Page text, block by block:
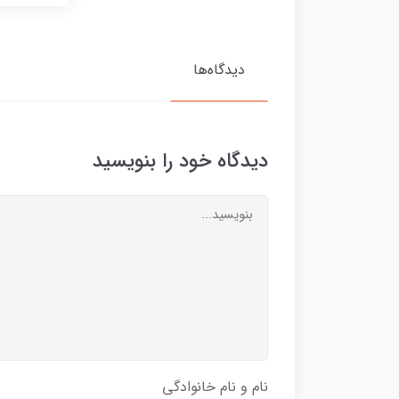
دیدگاه‌ها
دیدگاه خود را بنویسید
نام و نام خانوادگی